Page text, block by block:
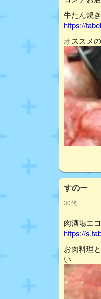
牛たん焼
https://
オススメ
すのー
30代
肉酒場エ
https://
お肉料理
い